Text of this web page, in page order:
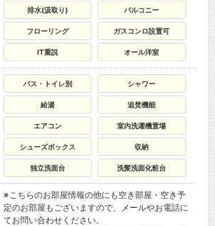
排水(汲取り) バルコニー
フローリング ガスコンロ設置可
IT重説 オール洋室
バス・トイレ別 シャワー
給湯 追焚機能
エアコン 室内洗濯機置場
シューズボックス 収納
独立洗面台 洗髪洗面化粧台
※こちらのお部屋情報の他にも空き部屋・空き予
定のお部屋もございますので、メールやお電話に
てお問い合わせください。